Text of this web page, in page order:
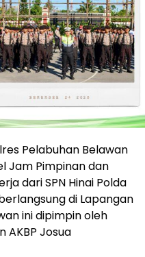
Pelabuhan Belawan
Jam Pimpinan dan
dari SPN Hinai Polda
di Lapangan
ini dipimpin oleh
AKBP Josua